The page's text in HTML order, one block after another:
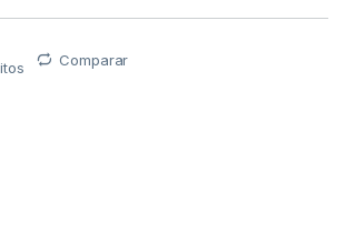
Comparar